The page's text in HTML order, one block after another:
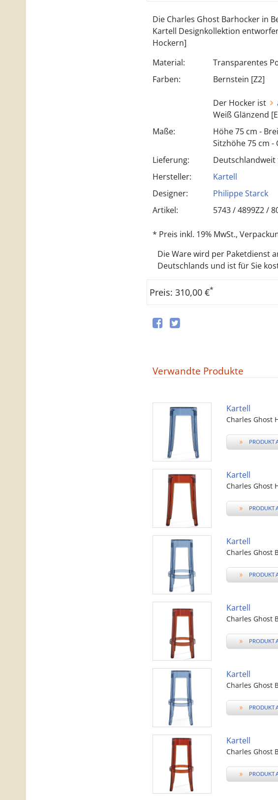
Die Charles Ghost Barhocker in
Kartell Designkollektion
Hockern]
Material:
Transparentes
Farben:
Bernstein [Z2]
Der Hocker ist
Weiß Glänzend
Maße:
Höhe 75 cm -
Sitzhöhe 75 cm -
Lieferung:
Hersteller:
Kartell
Designer:
Philippe Starck
Artikel:
5743 /4899Z2/
* Preis inkl. 19% MwSt.,
Die Ware wird per Paketdienst
Deutschlands und ist für Sie
Preis: 310,00 €*
Verwandte Produkte
Kartell
Charles Ghost
» PRODUKT
Kartell
Charles Ghost
» PRODUKT
Kartell
Charles Ghost
» PRODUKT
Kartell
Charles Ghost
» PRODUKT
Kartell
Charles Ghost
» PRODUKT
Kartell
Charles Ghost
» PRODUKT